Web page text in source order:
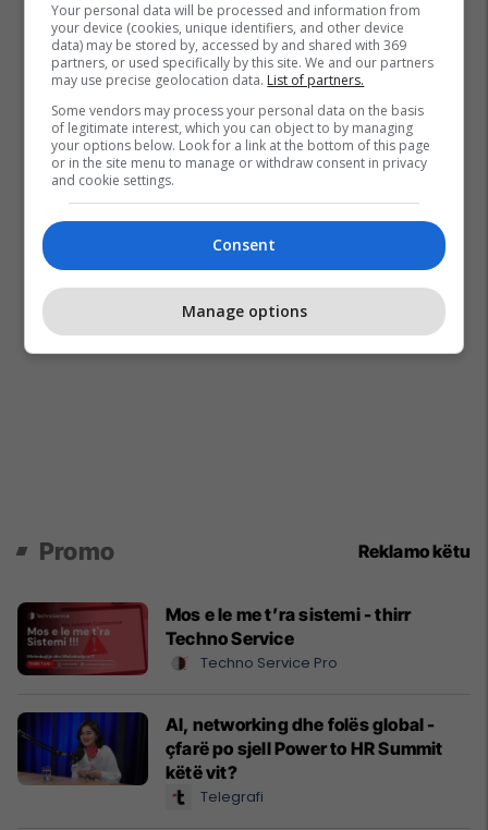
Promo Reklamo këtu
Mos e le me t’ra sistemi - thirr
Techno Service
Techno Service Pro
AI, networking dhe folës global -
çfarë po sjell Power to HR Summit
këtë vit?
Telegrafi
Your personal data will be processed and information from
your device (cookies, unique identifiers, and other device
data) may be stored by, accessed by and shared with 369
partners, or used specifically by this site. We and our partners
may use precise geolocation data. List of partners.
Some vendors may process your personal data on the basis
of legitimate interest, which you can object to by managing
your options below. Look for a link at the bottom of this page
or in the site menu to manage or withdraw consent in privacy
and cookie settings.
Consent
Manage options